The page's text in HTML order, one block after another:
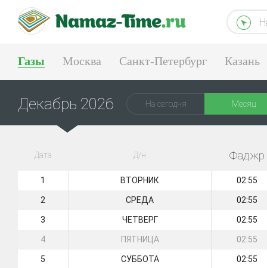
Газы Москва Санкт-Петербург Казань
Декабрь 2026 На сегодня Месяц
Дата Д/н Фаджр
1 ВТОРНИК 02:55
2 СРЕДА 02:55
3 ЧЕТВЕРГ 02:55
4 ПЯТНИЦА 02:55
5 СУББОТА 02:55